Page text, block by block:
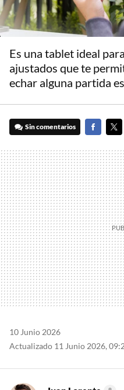
Es una tablet ideal
ajustados que te
echar alguna partida
Sin comentarios
10 Junio 2026
Actualizado 11 Junio 2026,